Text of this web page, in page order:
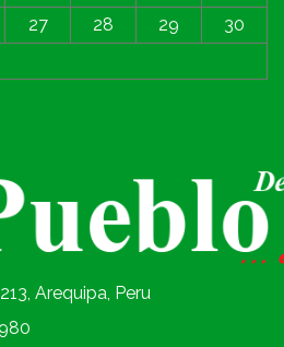
27 28 29
30
Arequipa, Peru